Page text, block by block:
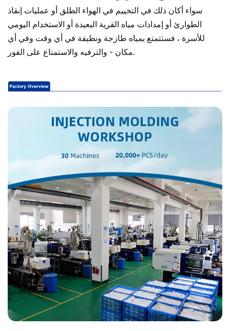
سواء أكان ذلك في التخييم في الهواء الطلق أو عمليات إنقاذ
الطوارئ أو إمدادات مياه القرية البعيدة أو الاستخدام اليومي
للأسرة ، فستتمتع بمياه طازجة ونظيفة في أي وقت وفي أي
مكان - والترفيه والاستمتاع على الفور.